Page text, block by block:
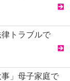
トラブルで
事」母子家庭で